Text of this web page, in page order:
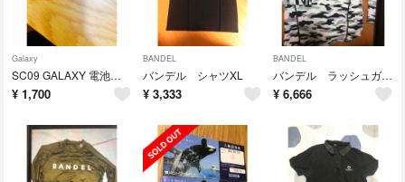
Galaxy
SC09 GALAXY 電池パック3個セット
¥ 1,700
BANDEL
バンデル シャツXL
¥ 3,333
BANDEL
バンデル ラッシュガードロングシャツ
¥ 6,666